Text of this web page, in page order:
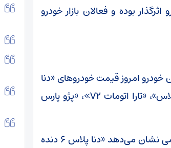
بوده و فعالان بازار خودرو
امروز قیمت خودروهای «دنا
پلاس ۶ دنده توربو»، «پژو i 207 اتوماتیک TU5P»، «هایما S7 پلاس»، «تارا اتومات V2»، «پژو پارس
براساس گزارش خبرنگار اکوایران، روند قیمت خودروهای مورد بررسی نشان می‌دهد «دنا پلاس ۶ دنده